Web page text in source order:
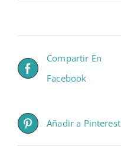
Compartir En
Facebook
Añadir a Pinterest